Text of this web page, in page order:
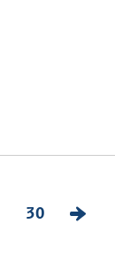
30
V